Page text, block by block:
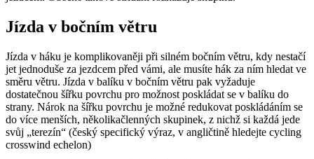
Jízda v bočním větru
Jízda v háku je komplikovaněji při silném bočním větru, kdy nestačí
jet jednoduše za jezdcem před vámi, ale musíte hák za ním hledat ve
směru větru. Jízda v balíku v bočním větru pak vyžaduje
dostatečnou šířku povrchu pro možnost poskládat se v balíku do
strany. Nárok na šířku povrchu je možné redukovat poskládáním se
do více menších, několikačlenných skupinek, z nichž si každá jede
svůj „terezín“ (český specifický výraz, v angličtině hledejte cycling
crosswind echelon)